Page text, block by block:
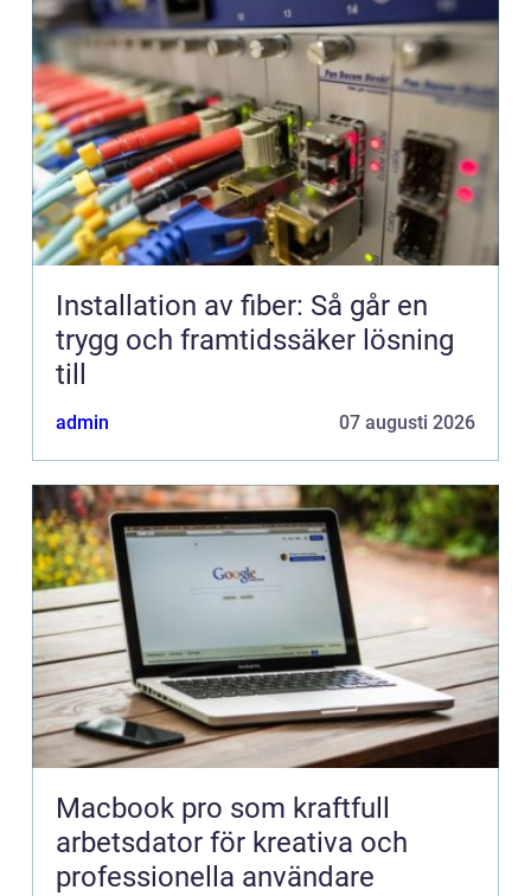
Installation av fiber: Så går en
trygg och framtidssäker lösning
till
admin 07 augusti 2026
Macbook pro som kraftfull
arbetsdator för kreativa och
professionella användare